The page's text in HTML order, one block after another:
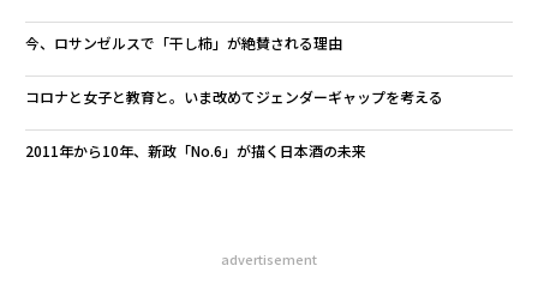
今、ロサンゼルスで「干し柿」が絶賛される理由
コロナと女子と教育と。いま改めてジェンダーギャップを考える
2011年から10年、新政「No.6」が描く日本酒の未来
advertisement